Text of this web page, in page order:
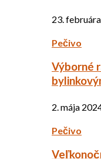
23.
Pečivo
Výborné
2. mája
Pečivo